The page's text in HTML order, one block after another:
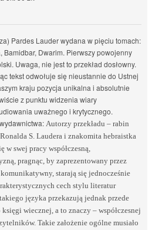
Pardes Lauder wydana w pięciu tomach:
Bamidbar, Dwarim. Pierwszy powojenny
Uwaga, nie jest to przekład dosłowny.
tekst odwołuje się nieustannie do Ustnej
kraju pozycja unikalna i absolutnie
z punktu widzenia wiary
uważnego i krytycznego.
Autorzy przekładu – rabin
S. Laudera i znakomita hebraistka
w swej pracy współczesną,
pragnąc, by zaprezentowany przez
starają się jednocześnie
cech stylu literatur
języka przekazują jednak przede
wiecznej, a to znaczy – współczesnej
Takie założenie ogólne musiało